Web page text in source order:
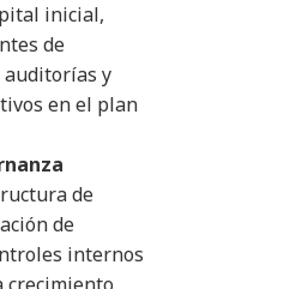
inicial,
de
y
en el plan
de
de
internos